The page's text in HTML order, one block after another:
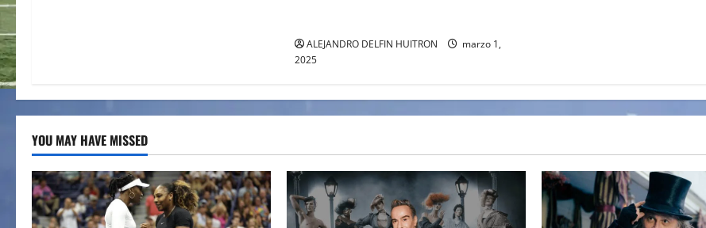
ALEJANDRO DELFIN HUITRON
marzo 1,
2025
YOU MAY HAVE MISSED